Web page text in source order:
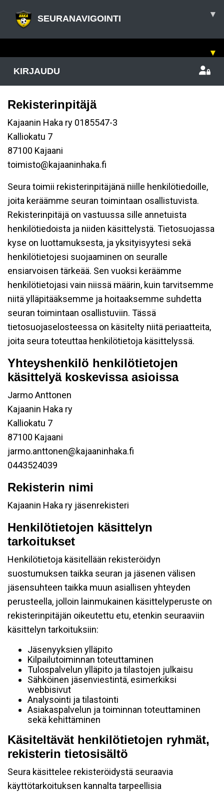
SEURANAVIGOINTI ▾
▾
KIRJAUDU
Rekisterinpitäjä
Kajaanin Haka ry 0185547-3
Kalliokatu 7
87100 Kajaani
toimisto@kajaaninhaka.fi
Seura toimii rekisterinpitäjänä niille henkilötiedoille,
joita keräämme seuran toimintaan osallistuvista.
Rekisterinpitäjä on vastuussa sille annetuista
henkilötiedoista ja niiden käsittelystä. Tietosuojassa
kyse on luottamuksesta, ja yksityisyytesi sekä
henkilötietojesi suojaaminen on seuralle
ensiarvoisen tärkeää. Sen vuoksi keräämme
henkilötietojasi vain niissä määrin, kuin tarvitsemme
niitä ylläpitääksemme ja hoitaaksemme suhdetta
seuran toimintaan osallistuviin. Tässä
tietosuojaselosteessa on käsitelty niitä periaatteita,
joita seura toteuttaa henkilötietoja käsittelyssä.
Yhteyshenkilö henkilötietojen
käsittelyä koskevissa asioissa
Jarmo Anttonen
Kajaanin Haka ry
Kalliokatu 7
87100 Kajaani
jarmo.anttonen@kajaaninhaka.fi
0443524039
Rekisterin nimi
Kajaanin Haka ry jäsenrekisteri
Henkilötietojen käsittelyn
tarkoitukset
Henkilötietoja käsitellään rekisteröidyn
suostumuksen taikka seuran ja jäsenen välisen
jäsensuhteen taikka muun asiallisen yhteyden
perusteella, jolloin lainmukainen käsittelyperuste on
rekisterinpitäjän oikeutettu etu, etenkin seuraaviin
käsittelyn tarkoituksiin:
Jäsenyyksien ylläpito
Kilpailutoiminnan toteuttaminen
Tulospalvelun ylläpito ja tilastojen julkaisu
Sähköinen jäsenviestintä, esimerkiksi
webbisivut
Analysointi ja tilastointi
Asiakaspalvelun ja toiminnan toteuttaminen
sekä kehittäminen
Käsiteltävät henkilötietojen ryhmät,
rekisterin tietosisältö
Seura käsittelee rekisteröidystä seuraavia
käyttötarkoituksen kannalta tarpeellisia